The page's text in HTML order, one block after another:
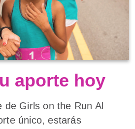
aporte hoy
de Girls on the Run Al
único, estarás